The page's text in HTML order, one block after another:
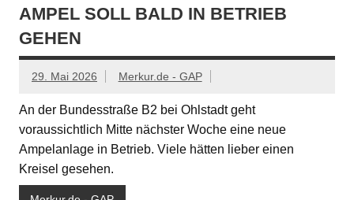
AMPEL SOLL BALD IN BETRIEB
GEHEN
29. Mai 2026 Merkur.de - GAP
An der Bundesstraße B2 bei Ohlstadt geht
voraussichtlich Mitte nächster Woche eine neue
Ampelanlage in Betrieb. Viele hätten lieber einen
Kreisel gesehen.